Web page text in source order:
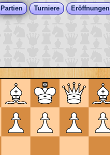
Partien Turniere Eröffnungen